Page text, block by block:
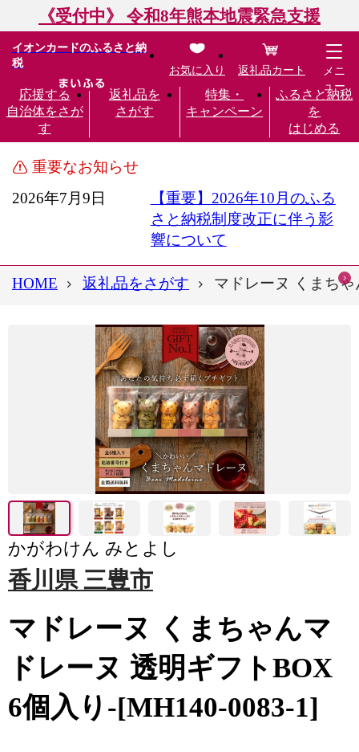
《受付中》 令和8年熊本地震緊急支援
イオンカードのふるさと納
税
応援する
自治体をさが
す
返礼品を
さがす
特集・
キャンペーン
ふるさと納税
を
はじめる
お気に入り 返礼品カート
メニ
ュー
重要なお知らせ
2026年7月9日
【重要】2026年10月のふる
さと納税制度改正に伴う影
響について
HOME 返礼品をさがす マドレーヌ くまち
かがわけん みとよし
香川県 三豊市
マドレーヌ くまちゃんマ
ドレーヌ 透明ギフトBOX
6個入り-[MH140-0083-1]